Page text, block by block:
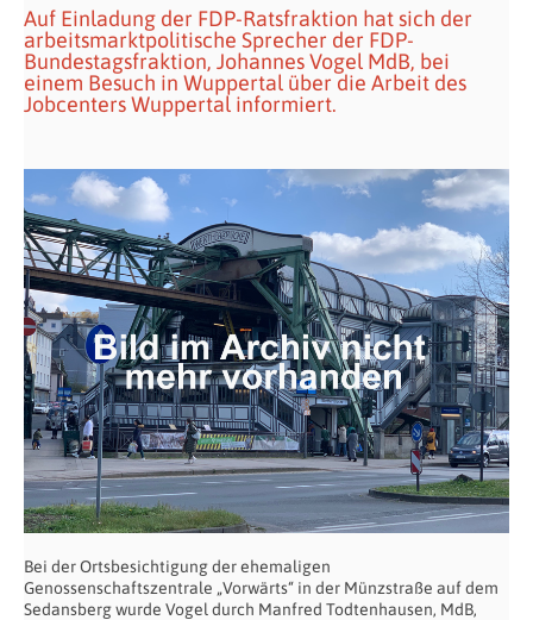
Auf Einladung der FDP-Ratsfraktion hat sich der
arbeitsmarktpolitische Sprecher der FDP-
Bundestagsfraktion, Johannes Vogel MdB, bei
einem Besuch in Wuppertal über die Arbeit des
Jobcenters Wuppertal informiert.
Bei der Ortsbesichtigung der ehemaligen
Genossenschaftszentrale „Vorwärts“ in der Münzstraße auf dem
Sedansberg wurde Vogel durch Manfred Todtenhausen, MdB,